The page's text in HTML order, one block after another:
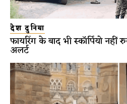
देश दुनिया
फायरिंग के बाद भी स्कॉर्पियो नहीं
अलर्ट